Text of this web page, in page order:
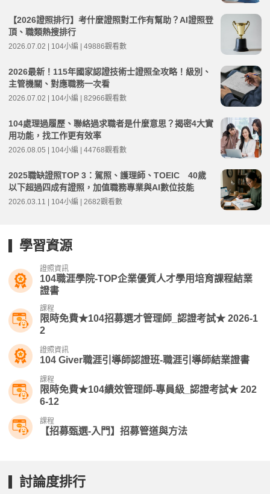
【2026證照排行】考什麼證照對工作有幫助？AI證照登
頂、職類熱搜排行
2026.07.02 | 104小編 | 49886觀看數
2026最新！115年國家認證技術士證照全攻略！級別、
主管機關、對應職務一次看
2026.07.02 | 104小編 | 82966觀看數
104處理過履歷、聯絡過求職者是什麼意思？揭密4大實
用功能，找工作更有效率
2026.08.05 | 104小編 | 44768觀看數
2025職缺證照TOP 3：駕照、護理師、TOEIC 40歲
以下超過四成有證照，加值職務專業與AI數位技能
2026.03.11 | 104小編 | 2682觀看數
學習資源
證照資訊
104職涯學院-TOP企業優質人才學用培育課程結業
證書
課程
限時免費★104招募選才管理師_認證考試★ 2026-1
2
證照資訊
104 Giver職涯引導師認證班-職涯引導師結業證書
課程
限時免費★104績效管理師-專員級_認證考試★ 202
6-12
課程
【招募甄選-入門】招募管道與方法
討論度排行